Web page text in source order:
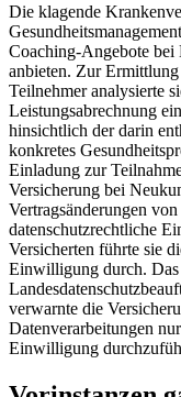
Die klagende
Coaching-Angebote bei
anbieten. Zur
Teilnehmer analysierte
Leistungsabrechnung
hinsichtlich der darin
konkretes
Einladung zur
Versicherung bei
Vertragsänderungen
datenschutzrechtliche
Versicherten führte sie
Einwilligung durch.
verwarnte die
Datenverarbeitungen
Einwilligung